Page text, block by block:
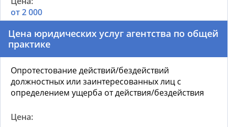
от 2 000
Цена юридических услуг агентства по общей
практике
Опротестование действий/бездействий
должностных или заинтересованных лиц с
определением ущерба от действия/бездействия